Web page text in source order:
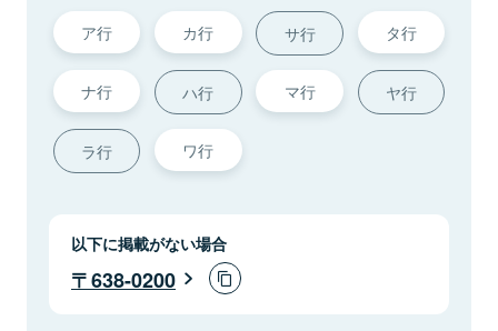
ア行 カ行 サ行 タ行
ナ行 ハ行 マ行 ヤ行
ラ行 ワ行
以下に掲載がない場合
638-0200